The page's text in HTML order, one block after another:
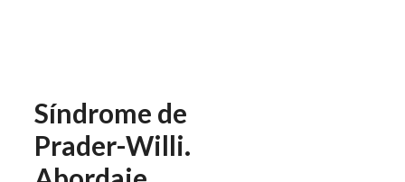
Síndrome de
Prader-Willi.